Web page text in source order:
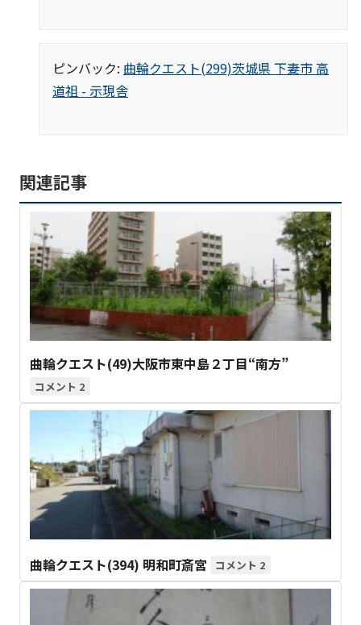
ピンバック: 曲輪クエスト(299)茨城県 下妻市 高
道祖 - 示現舎
関連記事
曲輪クエスト(49)大阪市東中島２丁目“南方”
2
曲輪クエスト(394) 明和町斎宮 2